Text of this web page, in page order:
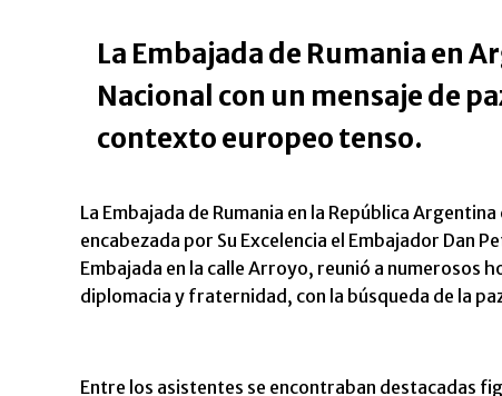
La Embajada de Rumania en
Nacional con un mensaje de
contexto europeo tenso.
La Embajada de Rumania en la República
encabezada por Su Excelencia el Embajador Dan
Embajada en la calle Arroyo, reunió a numerosos
diplomacia y fraternidad, con la búsqueda de la
Entre los asistentes se encontraban destacadas